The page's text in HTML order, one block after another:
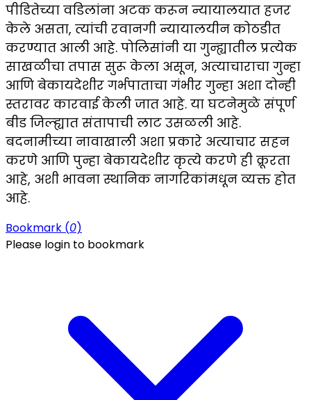
पीडितेच्या वडिलांना अटक करून न्यायालयात हजर
केले असता, त्यांची रवानगी न्यायालयीन कोठडीत
करण्यात आली आहे. पोलिसांनी या गुन्ह्यातील प्रत्येक
साखळीचा तपास सुरू केला असून, अत्याचाराचा गुन्हा
आणि बेकायदेशीर गर्भपाताचा गंभीर गुन्हा अशा दोन्ही
स्तरावर कारवाई केली जात आहे. या घटनेमुळे संपूर्ण
बीड जिल्ह्यात संतापाची लाट उसळली आहे.
बदनामीच्या नावाखाली अशा प्रकारे अत्याचार सहन
करणे आणि पुन्हा बेकायदेशीर कृत्ये करणे ही क्रूरता
आहे, अशी भावना स्थानिक नागरिकांमधून व्यक्त होत
आहे.
Bookmark (0)
Please login to bookmark